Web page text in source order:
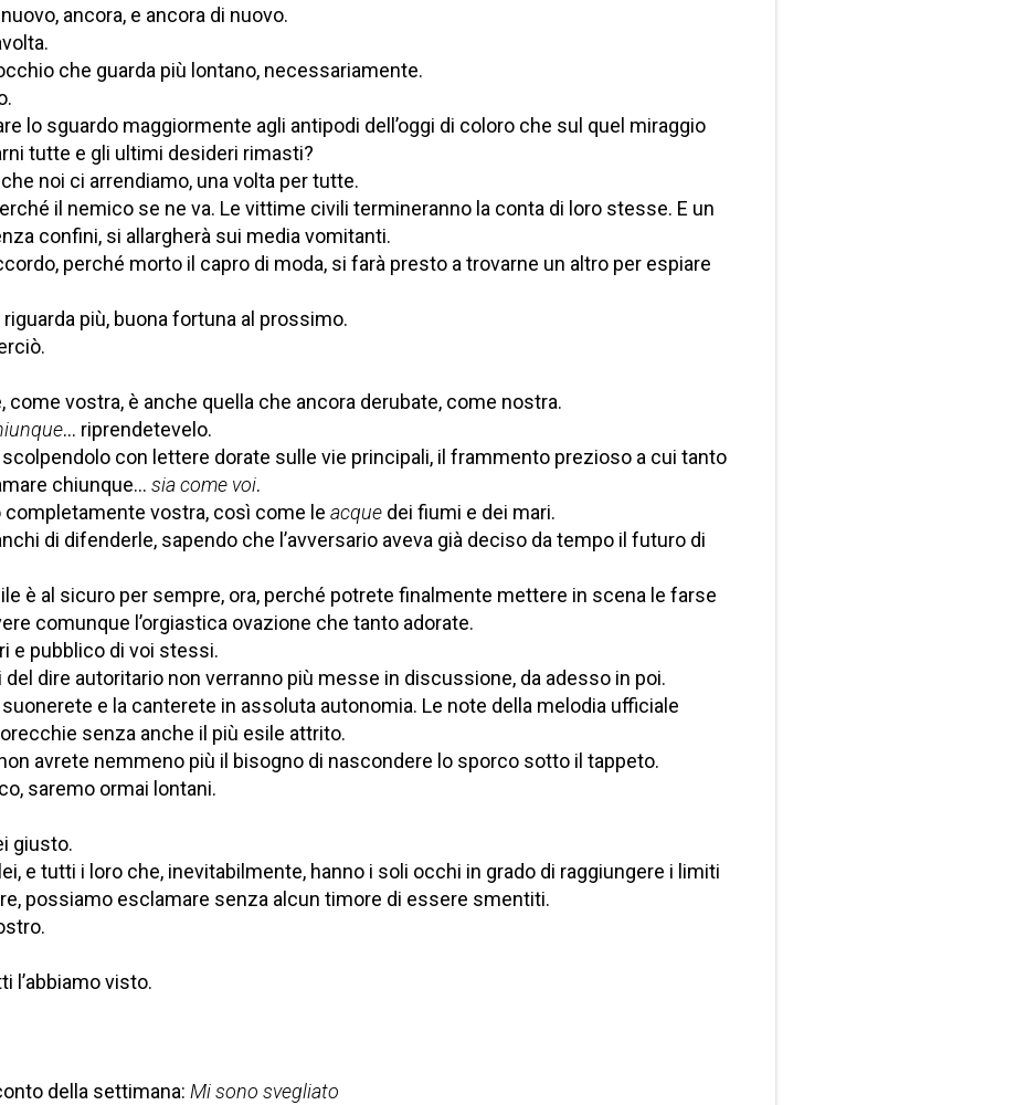
ancora, e ancora di nuovo.
che guarda più lontano, necessariamente.
lo sguardo maggiormente agli antipodi dell’oggi di coloro che sul quel miraggio
tutte e gli ultimi desideri rimasti?
noi ci arrendiamo, una volta per tutte.
il nemico se ne va. Le vittime civili termineranno la conta di loro stesse. E un
confini, si allargherà sui media vomitanti.
perché morto il capro di moda, si farà presto a trovarne un altro per espiare
più, buona fortuna al prossimo.
come vostra, è anche quella che ancora derubate, come nostra.
… riprendetevelo.
scolpendolo con lettere dorate sulle vie principali, il frammento prezioso a cui tanto
chiunque… sia come voi.
completamente vostra, così come le acque dei fiumi e dei mari.
di difenderle, sapendo che l’avversario aveva già deciso da tempo il futuro di
è al sicuro per sempre, ora, perché potrete finalmente mettere in scena le farse
comunque l’orgiastica ovazione che tanto adorate.
e pubblico di voi stessi.
del dire autoritario non verranno più messe in discussione, da adesso in poi.
e la canterete in assoluta autonomia. Le note della melodia ufficiale
senza anche il più esile attrito.
avrete nemmeno più il bisogno di nascondere lo sporco sotto il tappeto.
saremo ormai lontani.
giusto.
e tutti i loro che, inevitabilmente, hanno i soli occhi in grado di raggiungere i limiti
possiamo esclamare senza alcun timore di essere smentiti.
l’abbiamo visto.
della settimana: Mi sono svegliato